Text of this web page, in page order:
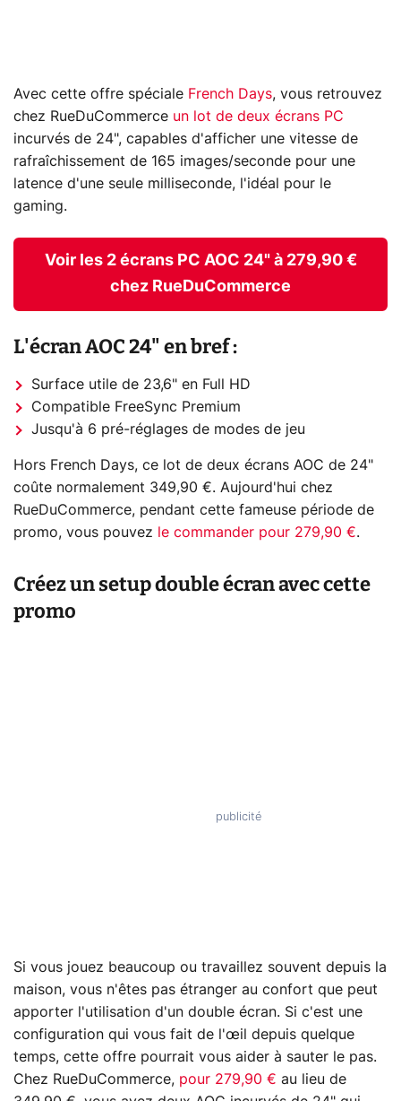
Avec cette offre spéciale French Days, vous retrouvez
chez RueDuCommerce un lot de deux écrans PC
incurvés de 24", capables d'afficher une vitesse de
rafraîchissement de 165 images/seconde pour une
latence d'une seule milliseconde, l'idéal pour le
gaming.
Voir les 2 écrans PC AOC 24" à 279,90 €
chez RueDuCommerce
L'écran AOC 24" en bref :
Surface utile de 23,6" en Full HD
Compatible FreeSync Premium
Jusqu'à 6 pré-réglages de modes de jeu
Hors French Days, ce lot de deux écrans AOC de 24"
coûte normalement 349,90 €. Aujourd'hui chez
RueDuCommerce, pendant cette fameuse période de
promo, vous pouvez
le commander pour 279,90 €.
Créez un setup double écran avec cette
promo
Si vous jouez beaucoup ou travaillez souvent depuis la
maison, vous n'êtes pas étranger au confort que peut
apporter l'utilisation d'un double écran. Si c'est une
configuration qui vous fait de l'œil depuis quelque
temps, cette offre pourrait vous aider à sauter le pas.
Chez RueDuCommerce, pour 279,90 € au lieu de